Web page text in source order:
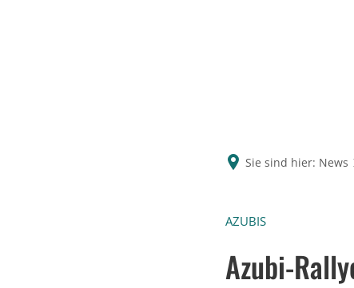
Sie sind hier: News
AZUBIS
Azubi-